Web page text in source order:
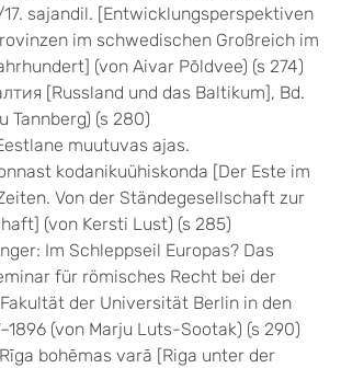
sajandil. [Entwicklungsperspektiven
im schwedischen Großreich im
(von Aivar Põldvee) (s 274)
[Russland und das Baltikum], Bd.
Tannberg) (s 280)
muutuvas ajas.
kodanikuühiskonda [Der Este im
Von der Ständegesellschaft zur
(von Kersti Lust) (s 285)
Im Schleppseil Europas? Das
für römisches Recht bei der
der Universität Berlin in den
(von Marju Luts-Sootak) (s 290)
bohēmas varā [Riga unter der